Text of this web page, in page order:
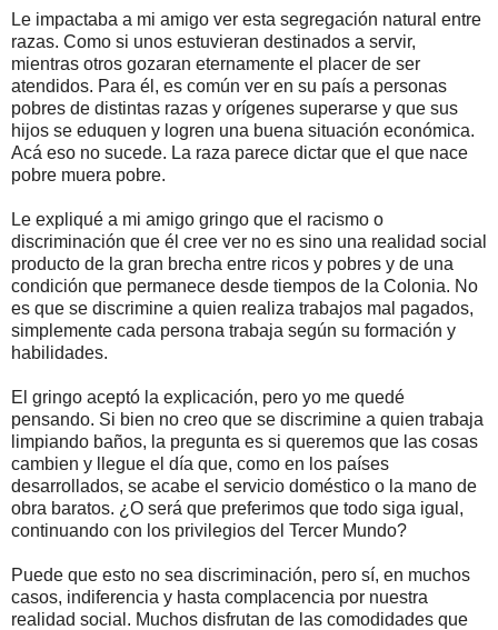
Le impactaba a mi amigo ver esta segregación natural entre
razas. Como si unos estuvieran destinados a servir,
mientras otros gozaran eternamente el placer de ser
atendidos. Para él, es común ver en su país a personas
pobres de distintas razas y orígenes superarse y que sus
hijos se eduquen y logren una buena situación económica.
Acá eso no sucede. La raza parece dictar que el que nace
pobre muera pobre.
Le expliqué a mi amigo gringo que el racismo o
discriminación que él cree ver no es sino una realidad social
producto de la gran brecha entre ricos y pobres y de una
condición que permanece desde tiempos de la Colonia. No
es que se discrimine a quien realiza trabajos mal pagados,
simplemente cada persona trabaja según su formación y
habilidades.
El gringo aceptó la explicación, pero yo me quedé
pensando. Si bien no creo que se discrimine a quien trabaja
limpiando baños, la pregunta es si queremos que las cosas
cambien y llegue el día que, como en los países
desarrollados, se acabe el servicio doméstico o la mano de
obra baratos. ¿O será que preferimos que todo siga igual,
continuando con los privilegios del Tercer Mundo?
Puede que esto no sea discriminación, pero sí, en muchos
casos, indiferencia y hasta complacencia por nuestra
realidad social. Muchos disfrutan de las comodidades que